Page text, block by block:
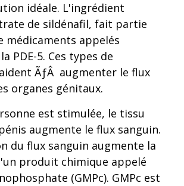
idéale. L'ingrédient
de sildénafil, fait partie
médicaments appelés
PDE-5. Ces types de
ÃƒÂ augmenter le flux
organes génitaux.
est stimulée, le tissu
augmente le flux sanguin.
du flux sanguin augmente la
produit chimique appelé
(GMPc). GMPc est